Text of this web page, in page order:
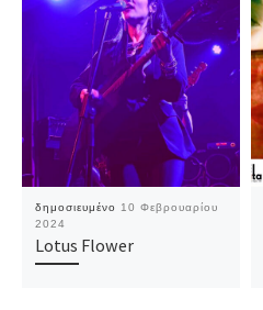
δημοσιευμένο
10 Φεβρουαρίου
2024
Lotus Flower